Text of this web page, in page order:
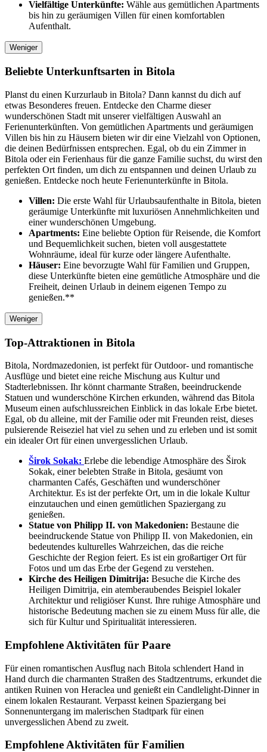
Vielfältige Unterkünfte: Wähle aus gemütlichen Apartments
bis hin zu geräumigen Villen für einen komfortablen
Aufenthalt.
Weniger
Beliebte Unterkunftsarten in Bitola
Planst du einen Kurzurlaub in Bitola? Dann kannst du dich auf
etwas Besonderes freuen. Entdecke den Charme dieser
wunderschönen Stadt mit unserer vielfältigen Auswahl an
Ferienunterkünften. Von gemütlichen Apartments und geräumigen
Villen bis hin zu Häusern bieten wir dir eine Vielzahl von Optionen,
die deinen Bedürfnissen entsprechen. Egal, ob du ein Zimmer in
Bitola oder ein Ferienhaus für die ganze Familie suchst, du wirst den
perfekten Ort finden, um dich zu entspannen und deinen Urlaub zu
genießen. Entdecke noch heute Ferienunterkünfte in Bitola.
Villen: Die erste Wahl für Urlaubsaufenthalte in Bitola, bieten
geräumige Unterkünfte mit luxuriösen Annehmlichkeiten und
einer wunderschönen Umgebung.
Apartments: Eine beliebte Option für Reisende, die Komfort
und Bequemlichkeit suchen, bieten voll ausgestattete
Wohnräume, ideal für kurze oder längere Aufenthalte.
Häuser: Eine bevorzugte Wahl für Familien und Gruppen,
diese Unterkünfte bieten eine gemütliche Atmosphäre und die
Freiheit, deinen Urlaub in deinem eigenen Tempo zu
genießen.**
Weniger
Top-Attraktionen in Bitola
Bitola, Nordmazedonien, ist perfekt für Outdoor- und romantische
Ausflüge und bietet eine reiche Mischung aus Kultur und
Stadterlebnissen. Ihr könnt charmante Straßen, beeindruckende
Statuen und wunderschöne Kirchen erkunden, während das Bitola
Museum einen aufschlussreichen Einblick in das lokale Erbe bietet.
Egal, ob du alleine, mit der Familie oder mit Freunden reist, dieses
pulsierende Reiseziel hat viel zu sehen und zu erleben und ist somit
ein idealer Ort für einen unvergesslichen Urlaub.
Širok Sokak: Erlebe die lebendige Atmosphäre des Širok
Sokak, einer belebten Straße in Bitola, gesäumt von
charmanten Cafés, Geschäften und wunderschöner
Architektur. Es ist der perfekte Ort, um in die lokale Kultur
einzutauchen und einen gemütlichen Spaziergang zu
genießen.
Statue von Philipp II. von Makedonien: Bestaune die
beeindruckende Statue von Philipp II. von Makedonien, ein
bedeutendes kulturelles Wahrzeichen, das die reiche
Geschichte der Region feiert. Es ist ein großartiger Ort für
Fotos und um das Erbe der Gegend zu verstehen.
Kirche des Heiligen Dimitrija: Besuche die Kirche des
Heiligen Dimitrija, ein atemberaubendes Beispiel lokaler
Architektur und religiöser Kunst. Ihre ruhige Atmosphäre und
historische Bedeutung machen sie zu einem Muss für alle, die
sich für Kultur und Spiritualität interessieren.
Empfohlene Aktivitäten für Paare
Für einen romantischen Ausflug nach Bitola schlendert Hand in
Hand durch die charmanten Straßen des Stadtzentrums, erkundet die
antiken Ruinen von Heraclea und genießt ein Candlelight-Dinner in
einem lokalen Restaurant. Verpasst keinen Spaziergang bei
Sonnenuntergang im malerischen Stadtpark für einen
unvergesslichen Abend zu zweit.
Empfohlene Aktivitäten für Familien